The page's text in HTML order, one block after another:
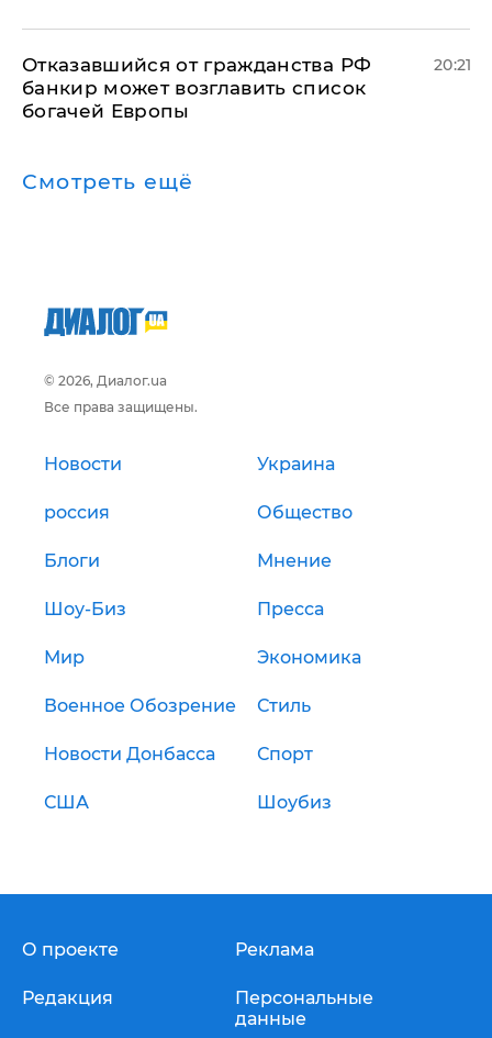
Отказавшийся от гражданства РФ
банкир может возглавить список
богачей Европы
20:21
Смотреть ещё
© 2026, Диалог.ua
Все права защищены.
Новости Украина
россия Общество
Блоги Мнение
Шоу-Биз Пресса
Мир Экономика
Военное Обозрение Стиль
Новости Донбасса Спорт
США Шоубиз
О проекте
Редакция
Реклама
Персональные
данные